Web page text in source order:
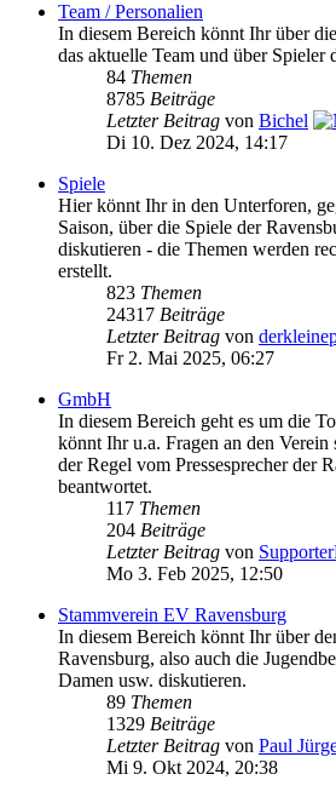
Team / Personalien
In diesem Bereich könnt Ihr über
das aktuelle Team und über Spieler
84 Themen
8785 Beiträge
Letzter Beitrag von Bichel
Di 10. Dez 2024, 14:17
Spiele
Hier könnt Ihr in den Unterforen,
Saison, über die Spiele der
diskutieren - die Themen werden
erstellt.
823 Themen
24317 Beiträge
Letzter Beitrag von
Fr 2. Mai 2025, 06:27
GmbH
In diesem Bereich geht es um die
könnt Ihr u.a. Fragen an den Verein
der Regel vom Pressesprecher der
beantwortet.
117 Themen
204 Beiträge
Letzter Beitrag von
Mo 3. Feb 2025, 12:50
Stammverein EV Ravensburg
In diesem Bereich könnt Ihr über
Ravensburg, also auch die
Damen usw. diskutieren.
89 Themen
1329 Beiträge
Letzter Beitrag von Paul
Mi 9. Okt 2024, 20:38